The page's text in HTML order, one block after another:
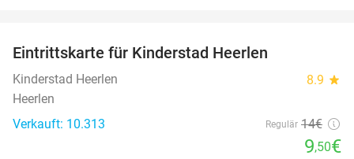
Eintrittskarte für Kinderstad Heerlen
Kinderstad Heerlen 8.9 star
Heerlen
Verkauft: 10.313
Regulär 14€
9,50€